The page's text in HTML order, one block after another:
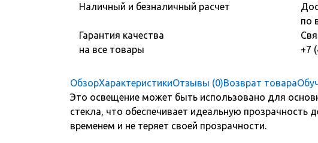
Наличный и безналичный расчет
по
Гарантия качества
на все товары
+7
ОбзорХарактеристикиОтзывы (0)Возврат товара
Это освещение может быть использовано для
стекла, что обеспечивает идеальную прозрачность
временем и не теряет своей прозрачности.